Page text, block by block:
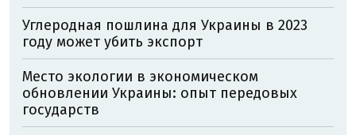
Углеродная пошлина для Украины в 2023
году может убить экспорт
Место экологии в экономическом
обновлении Украины: опыт передовых
государств